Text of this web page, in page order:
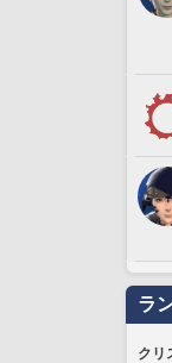
ラ
クリ